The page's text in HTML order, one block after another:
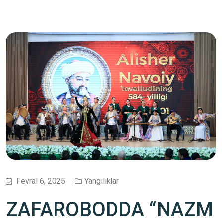
Fevral 6, 2025 Yangiliklar
ZAFAROBODDA “NAZM